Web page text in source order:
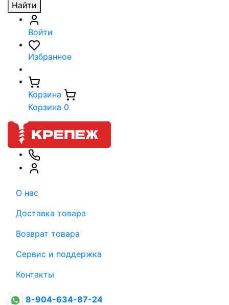
Найти
Войти
Избранное
Корзина
Корзина 0
О нас
Доставка товара
Возврат товара
Сервис и поддержка
Контакты
8-904-634-87-24